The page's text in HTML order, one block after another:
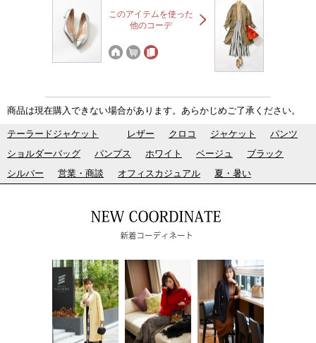
このアイテムを使った
他のコーデ
商品は現在購入できない場合があります。あらかじめご了承ください。
テーラードジャケット レザー クロコ ジャケット
パンツ
ショルダーバッグ
パンプス ホワイト ベージュ
ブラック
シルバー
営業・商談 オフィスカジュアル 夏・暑い